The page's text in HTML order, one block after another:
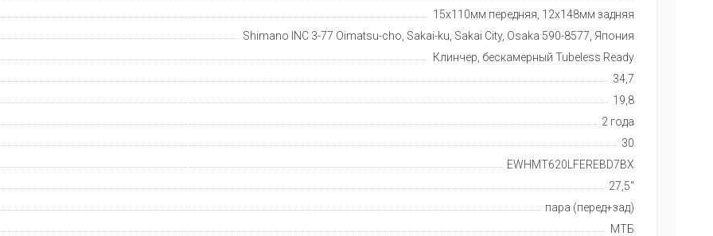
15х110мм передняя, 12х148мм задняя
Shimano INC 3-77 Oimatsu-cho, Sakai-ku, Sakai City, Osaka 590-8577, Япония
Клинчер, бескамерный Tubeless Ready
34,7
19,8
2 года
30
EWHMT620LFEREBD7BX
27,5"
пара (перед+зад)
МТБ